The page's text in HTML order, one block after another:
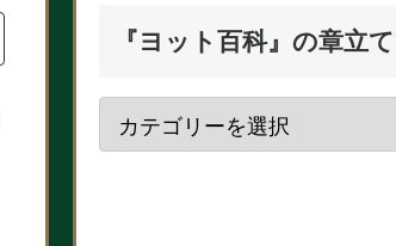
『ヨット百科』の章立